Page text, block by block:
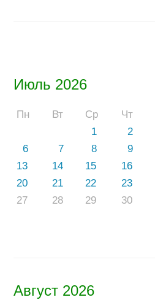
Июль 2026
Пн Вт Ср Чт
1
2
6
7 8 9
13
14 15 16
20
21 22 23
27
28 29 30
Август 2026